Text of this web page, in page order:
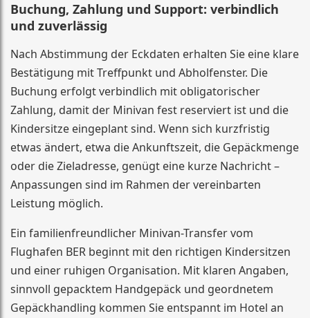
Buchung, Zahlung und Support: verbindlich
und zuverlässig
Nach Abstimmung der Eckdaten erhalten Sie eine klare
Bestätigung mit Treffpunkt und Abholfenster. Die
Buchung erfolgt verbindlich mit obligatorischer
Zahlung, damit der Minivan fest reserviert ist und die
Kindersitze eingeplant sind. Wenn sich kurzfristig
etwas ändert, etwa die Ankunftszeit, die Gepäckmenge
oder die Zieladresse, genügt eine kurze Nachricht –
Anpassungen sind im Rahmen der vereinbarten
Leistung möglich.
Ein familienfreundlicher Minivan-Transfer vom
Flughafen BER beginnt mit den richtigen Kindersitzen
und einer ruhigen Organisation. Mit klaren Angaben,
sinnvoll gepacktem Handgepäck und geordnetem
Gepäckhandling kommen Sie entspannt im Hotel an